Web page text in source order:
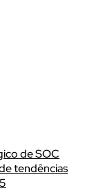
de SOC
tendências